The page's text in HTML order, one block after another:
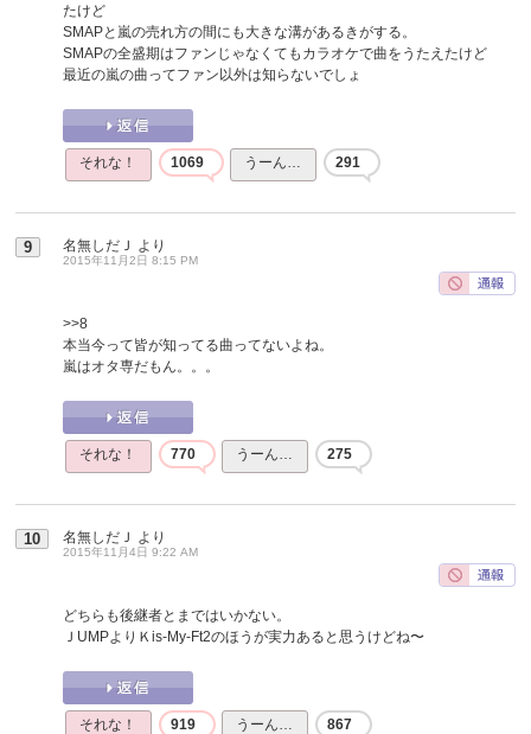
たけど
SMAPと嵐の売れ方の間にも大きな溝があるきがする。
SMAPの全盛期はファンじゃなくてもカラオケで曲をうたえたけど
最近の嵐の曲ってファン以外は知らないでしょ
それな！ 1069 うーん… 291
9 名無しだＪ より
2015年11月2日 8:15 PM
>>8
本当今って皆が知ってる曲ってないよね。
嵐はオタ専だもん。。。
それな！ 770 うーん… 275
10 名無しだＪ より
2015年11月4日 9:22 AM
どちらも後継者とまではいかない。
ＪUMPよりＫis-My-Ft2のほうが実力あると思うけどね〜
それな！ 919 うーん… 867